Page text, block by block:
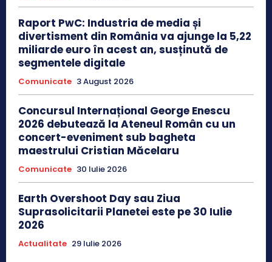
Raport PwC: Industria de media și
divertisment din România va ajunge la 5,22
miliarde euro în acest an, susținută de
segmentele digitale
Comunicate 3 August 2026
Concursul Internațional George Enescu
2026 debutează la Ateneul Român cu un
concert-eveniment sub bagheta
maestrului Cristian Măcelaru
Comunicate 30 Iulie 2026
Earth Overshoot Day sau Ziua
Suprasolicitarii Planetei este pe 30 Iulie
2026
Actualitate 29 Iulie 2026